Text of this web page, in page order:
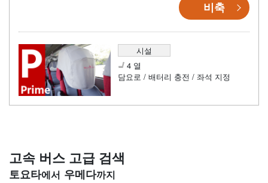
비축
시설
4 열
담요로 / 배터리 충전 / 좌석 지정
고속 버스 고급 검색
토요타 우메다